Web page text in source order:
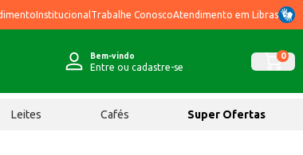
Institucional Trabalhe ConoscoAtendimento em Libras
Bem-vindo
Entre ou cadastre-se
0
Leites Cafés Super Ofertas